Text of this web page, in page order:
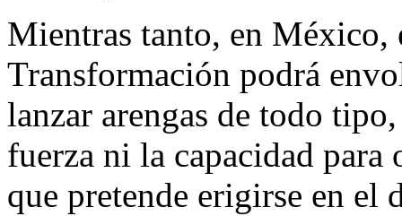
Mientras tanto, en México,
Transformación podrá
lanzar arengas de todo
fuerza ni la capacidad para
que pretende erigirse en el